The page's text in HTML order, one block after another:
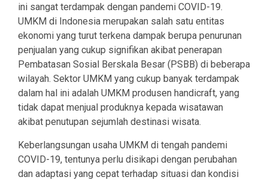
ini sangat terdampak dengan pandemi COVID-19.
UMKM di Indonesia merupakan salah satu entitas
ekonomi yang turut terkena dampak berupa penurunan
penjualan yang cukup signifikan akibat penerapan
Pembatasan Sosial Berskala Besar (PSBB) di beberapa
wilayah. Sektor UMKM yang cukup banyak terdampak
dalam hal ini adalah UMKM produsen handicraft, yang
tidak dapat menjual produknya kepada wisatawan
akibat penutupan sejumlah destinasi wisata.
Keberlangsungan usaha UMKM di tengah pandemi
COVID-19, tentunya perlu disikapi dengan perubahan
dan adaptasi yang cepat terhadap situasi dan kondisi